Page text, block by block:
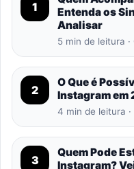
1
Entenda os
Analisar
5 min de leitura
2
O Que é
Instagram em
4 min de leitura
3
Quem Pode
Instagram?